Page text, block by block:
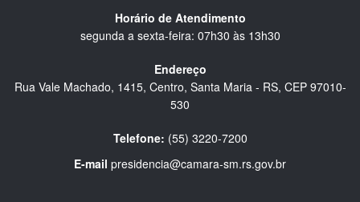
Horário de Atendimento
segunda a sexta-feira: 07h30 às 13h30
Endereço
Rua Vale Machado, 1415, Centro, Santa Maria - RS, CEP 97010-
530
Telefone: (55) 3220-7200
E-mail presidencia@camara-sm.rs.gov.br